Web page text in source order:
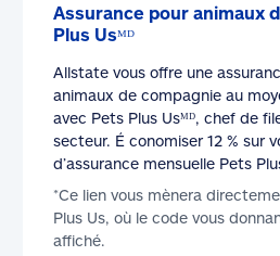
Assurance pour animaux
Plus Usᴹᴰ
Allstate vous offre une
animaux de compagnie au
avec Pets Plus Usᴹᴰ, chef de
secteur. É conomiser 12 % sur
d’assurance mensuelle Pets
*Ce lien vous mènera
Plus Us, où le code vous
affiché.